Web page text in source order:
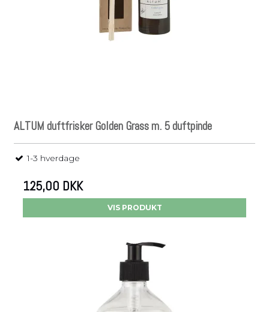
ALTUM duftfrisker Golden Grass m. 5 duftpinde
1-3 hverdage
125,00 DKK
VIS PRODUKT